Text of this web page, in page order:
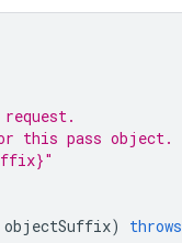
this pass object.
objectSuffix) throws